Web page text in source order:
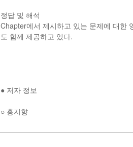
정답 및 해석
Chapter에서 제시하고 있는 문제에 대한
도 함께 제공하고 있다.
● 저자 정보
○ 홍지향